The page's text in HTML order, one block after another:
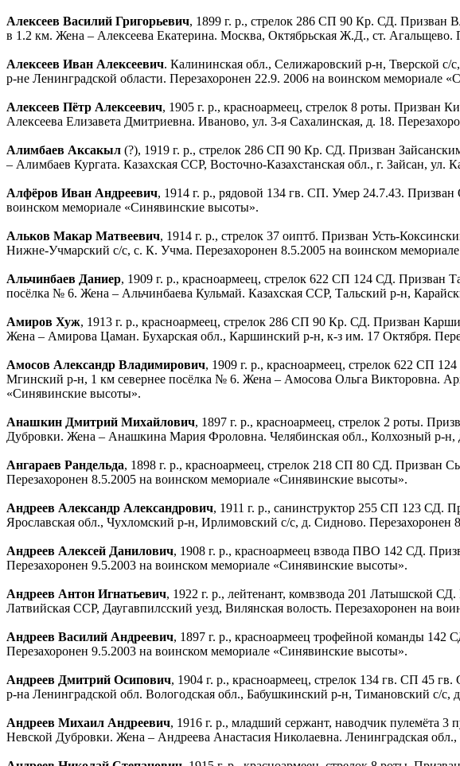
Алексеев Василий Григорьевич, 1899 г. р., стрелок 286 СП 90 Кр. СД. Призван
в 1.2 км. Жена – Алексеева Екатерина. Москва, Октябрьская Ж.Д., ст.
Алексеев Иван Алексеевич. Калининская обл., Селижаровский р-н, Тверской с/
р-не Ленинградской области. Перезахоронен 22.9. 2006 на воинском мемориале
Алексеев Пётр Алексеевич, 1905 г. р., красноармеец, стрелок 8 роты. Призван
Алексеева Елизавета Дмитриевна. Иваново, ул. 3-я Сахалинская, д. 18.
Алимбаев Аксакыл (?), 1919 г. р., стрелок 286 СП 90 Кр. СД. Призван
– Алимбаев Кургата. Казахская ССР, Восточно-Казахстанская обл., г. Зайсан,
Алфёров Иван Андреевич, 1914 г. р., рядовой 134 гв. СП. Умер 24.7.43.
воинском мемориале «Синявинские высоты».
Альков Макар Матвеевич, 1914 г. р., стрелок 37 оиптб. Призван Усть-
Нижне-Учмарский с/с, с. К. Учма. Перезахоронен 8.5.2005 на воинском
Альчинбаев Даниер, 1909 г. р., красноармеец, стрелок 622 СП 124 СД.
посёлка № 6. Жена – Альчинбаева Кульмай. Казахская ССР, Тальский р-н,
Амиров Хуж, 1913 г. р., красноармеец, стрелок 286 СП 90 Кр. СД. Призван
Жена – Амирова Цаман. Бухарская обл., Каршинский р-н, к-з им. 17 Октября.
Амосов Александр Владимирович, 1909 г. р., красноармеец, стрелок 622 СП
Мгинский р-н, 1 км севернее посёлка № 6. Жена – Амосова Ольга Викторовна.
«Синявинские высоты».
Анашкин Дмитрий Михайлович, 1897 г. р., красноармеец, стрелок 2 роты.
Дубровки. Жена – Анашкина Мария Фроловна. Челябинская обл., Колхозный р-н,
Ангараев Рандельда, 1898 г. р., красноармеец, стрелок 218 СП 80 СД.
Перезахоронен 8.5.2005 на воинском мемориале «Синявинские высоты».
Андреев Александр Александрович, 1911 г. р., санинструктор 255 СП 123 СД.
Ярославская обл., Чухломский р-н, Ирлимовский с/с, д. Сидново.
Андреев Алексей Данилович, 1908 г. р., красноармеец взвода ПВО 142 СД.
Перезахоронен 9.5.2003 на воинском мемориале «Синявинские высоты».
Андреев Антон Игнатьевич, 1922 г. р., лейтенант, комвзвода 201 Латышской
Латвийская ССР, Даугавпилсский уезд, Вилянская волость. Перезахоронен на
Андреев Василий Андреевич, 1897 г. р., красноармеец трофейной команды 142
Перезахоронен 9.5.2003 на воинском мемориале «Синявинские высоты».
Андреев Дмитрий Осипович, 1904 г. р., красноармеец, стрелок 134 гв. СП 45
р-на Ленинградской обл. Вологодская обл., Бабушкинский р-н, Тимановский с/
Андреев Михаил Андреевич, 1916 г. р., младший сержант, наводчик пулемёта
Невской Дубровки. Жена – Андреева Анастасия Николаевна. Ленинградская